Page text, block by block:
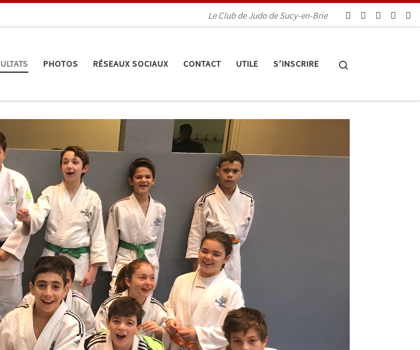
Le Club de Judo de Sucy-en-Brie
PHOTOS RÉSEAUX SOCIAUX CONTACT UTILE S’INSCRIRE